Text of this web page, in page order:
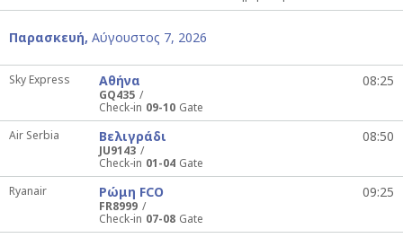
Παρασκευή, Αύγουστος 7, 2026
Sky Express
GQ435
Αθήνα 08:25
Check-in 09-10 Gate
Air Serbia
JU9143
Βελιγράδι 08:50
Check-in 01-04 Gate
Ryanair
FR8999
Ρώμη FCO 09:25
Check-in 07-08 Gate